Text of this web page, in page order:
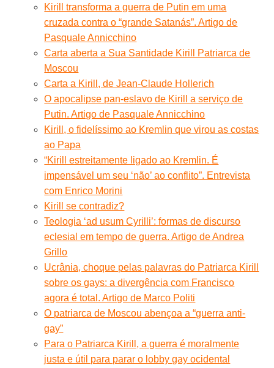
Kirill transforma a guerra de Putin em uma
cruzada contra o “grande Satanás”. Artigo de
Pasquale Annicchino
Carta aberta a Sua Santidade Kirill Patriarca de
Moscou
Carta a Kirill, de Jean-Claude Hollerich
O apocalipse pan-eslavo de Kirill a serviço de
Putin. Artigo de Pasquale Annicchino
Kirill, o fidelíssimo ao Kremlin que virou as costas
ao Papa
“Kirill estreitamente ligado ao Kremlin. É
impensável um seu ‘não’ ao conflito”. Entrevista
com Enrico Morini
Kirill se contradiz?
Teologia ‘ad usum Cyrilli’: formas de discurso
eclesial em tempo de guerra. Artigo de Andrea
Grillo
Ucrânia, choque pelas palavras do Patriarca Kirill
sobre os gays: a divergência com Francisco
agora é total. Artigo de Marco Politi
O patriarca de Moscou abençoa a “guerra anti-
gay”
Para o Patriarca Kirill, a guerra é moralmente
justa e útil para parar o lobby gay ocidental